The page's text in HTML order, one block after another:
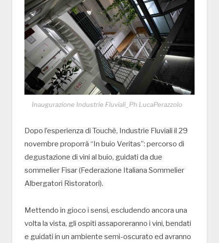
Inaugurazione Industrie Fluviali_Ph LucaPerazzolo
Dopo l’esperienza di Touchè, Industrie Fluviali il 29
novembre proporrà “In buio Veritas”: percorso di
degustazione di vini al buio, guidati da due
sommelier Fisar (Federazione Italiana Sommelier
Albergatori Ristoratori).
Mettendo in gioco i sensi, escludendo ancora una
volta la vista, gli ospiti assaporeranno i vini, bendati
e guidati in un ambiente semi-oscurato ed avranno